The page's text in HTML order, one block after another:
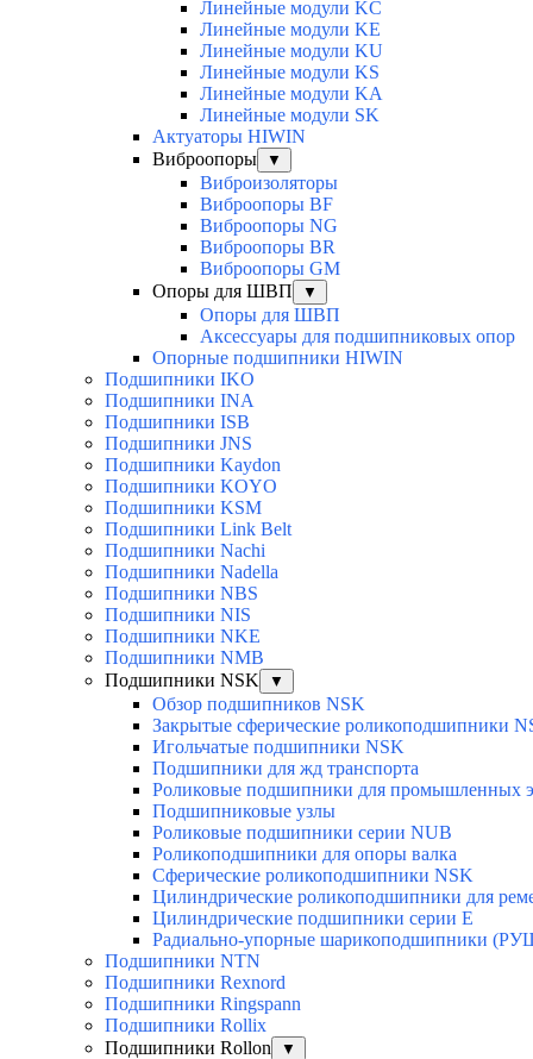
Линейные модули KC
Линейные модули KE
Линейные модули KU
Линейные модули KS
Линейные модули KA
Линейные модули SK
Актуаторы HIWIN
Виброопоры
▼
Виброизоляторы
Виброопоры BF
Виброопоры NG
Виброопоры BR
Виброопоры GM
Опоры для ШВП
▼
Опоры для ШВП
Аксессуары для подшипниковых опор
Опорные подшипники HIWIN
Подшипники IKO
Подшипники INA
Подшипники ISB
Подшипники JNS
Подшипники Kaydon
Подшипники KOYO
Подшипники KSM
Подшипники Link Belt
Подшипники Nachi
Подшипники Nadella
Подшипники NBS
Подшипники NIS
Подшипники NKE
Подшипники NMB
Подшипники NSK
▼
Обзор подшипников NSK
Закрытые сферические роликоподшипники
Игольчатые подшипники NSK
Подшипники для жд транспорта
Роликовые подшипники для промышленных
Подшипниковые узлы
Роликовые подшипники серии NUB
Роликоподшипники для опоры валка
Сферические роликоподшипники NSK
Цилиндрические роликоподшипники для
Цилиндрические подшипники серии E
Радиально-упорные шарикоподшипники
Подшипники NTN
Подшипники Rexnord
Подшипники Ringspann
Подшипники Rollix
Подшипники Rollon
▼